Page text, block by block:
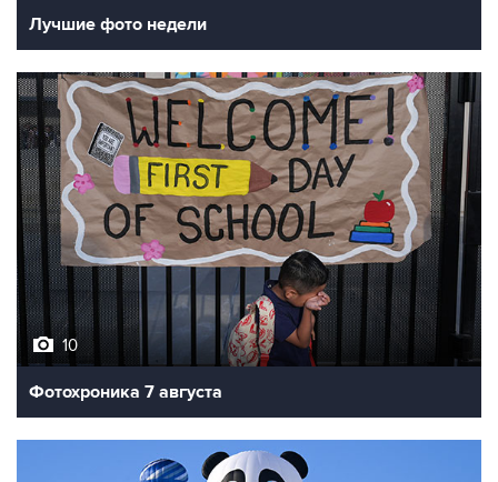
Лучшие фото недели
10
Фотохроника 7 августа